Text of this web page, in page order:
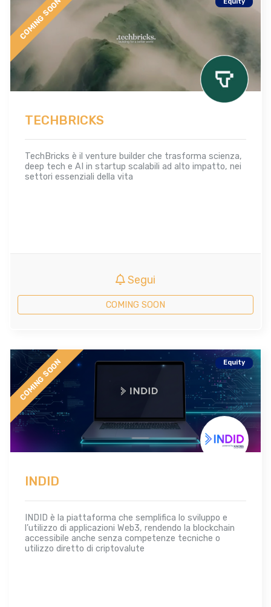
COMING SOON
TECHBRICKS
TechBricks è il venture builder che trasforma scienza,
deep tech e AI in startup scalabili ad alto impatto, nei
settori essenziali della vita
Segui
COMING SOON
COMING SOON Equity
INDID
INDID è la piattaforma che semplifica lo sviluppo e
l’utilizzo di applicazioni Web3, rendendo la blockchain
accessibile anche senza competenze tecniche o
utilizzo diretto di criptovalute